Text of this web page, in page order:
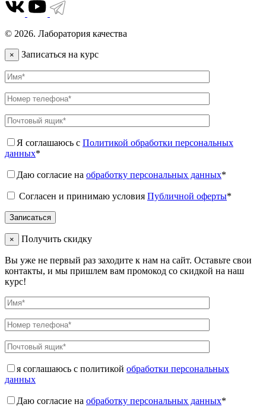
© 2026. Лаборатория качества
× Записаться на курс
Я соглашаюсь с Политикой обработки персональных
данных*
Даю согласие на обработку персональных данных*
Согласен и принимаю условия Публичной оферты*
× Получить скидку
Вы уже не первый раз заходите к нам на сайт. Оставьте свои
контакты, и мы пришлем вам промокод со скидкой на наш
курс!
я соглашаюсь с политикой обработки персональных
данных
Даю согласие на обработку персональных данных*